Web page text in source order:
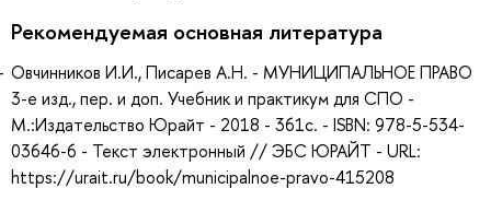
Рекомендуемая основная литература
Овчинников И.И., Писарев А.Н. - МУНИЦИПАЛЬНОЕ ПРАВО
3-е изд., пер. и доп. Учебник и практикум для СПО -
М.:Издательство Юрайт - 2018 - 361с. - ISBN: 978-5-534-
03646-6 - Текст электронный // ЭБС ЮРАЙТ - URL:
https://urait.ru/book/municipalnoe-pravo-415208